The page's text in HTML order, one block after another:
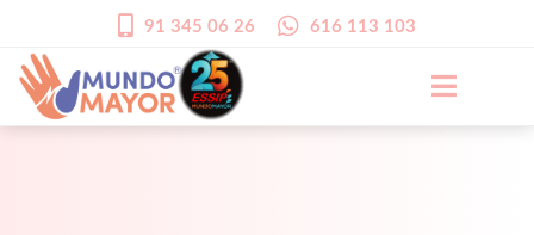
91 345 06 26 616 113 103